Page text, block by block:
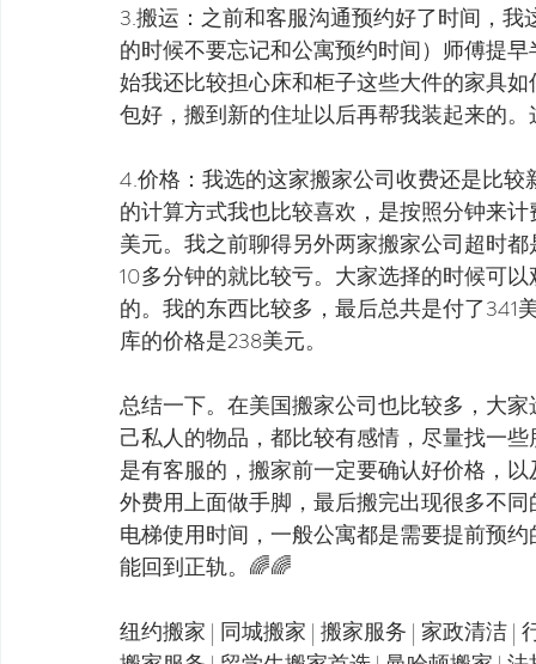
3.搬运：之前和客服沟通预约好了时间，
的时候不要忘记和公寓预约时间）师傅提
始我还比较担心床和柜子这些大件的家具
包好，搬到新的住址以后再帮我装起来的
4.价格：我选的这家搬家公司收费还是比
的计算方式我也比较喜欢，是按照分钟来
美元。我之前聊得另外两家搬家公司超时
10多分钟的就比较亏。大家选择的时候可
的。我的东西比较多，最后总共是付了
库的价格是238美元。
总结一下。在美国搬家公司也比较多，大
己私人的物品，都比较有感情，尽量找一
是有客服的，搬家前一定要确认好价格，
外费用上面做手脚，最后搬完出现很多不
电梯使用时间，一般公寓都是需要提前预
能回到正轨。🌈🌈
纽约搬家 | 同城搬家 | 搬家服务 | 家政清洁 |